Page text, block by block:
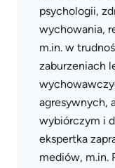
psychologii,
wychowania,
m.in. w
zaburzeniach
agresywnych,
wybiórczym i
ekspertka
mediów, m.in.